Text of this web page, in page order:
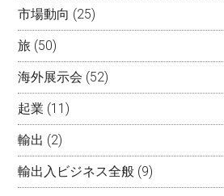
市場動向 (25)
旅 (50)
海外展示会 (52)
起業 (11)
輸出 (2)
輸出入ビジネス全般 (9)